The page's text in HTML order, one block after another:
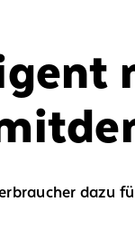
dazu